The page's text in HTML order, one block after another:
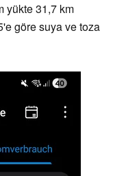
yükte 31,7 km
göre suya ve toza